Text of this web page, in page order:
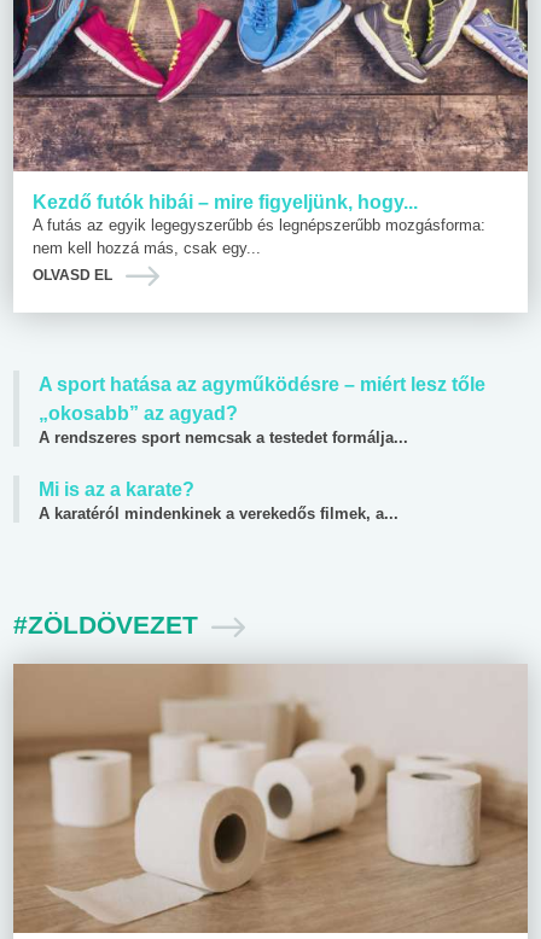
Kezdő futók hibái – mire figyeljünk, hogy...
A futás az egyik legegyszerűbb és legnépszerűbb mozgásforma:
nem kell hozzá más, csak egy...
OLVASD EL
A sport hatása az agyműködésre – miért lesz tőle
„okosabb” az agyad?
A rendszeres sport nemcsak a testedet formálja...
Mi is az a karate?
A karatéról mindenkinek a verekedős filmek, a...
#ZÖLDÖVEZET